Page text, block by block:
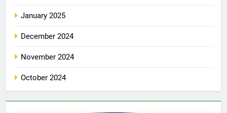
January 2025
December 2024
November 2024
October 2024